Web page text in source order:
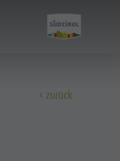
zurück